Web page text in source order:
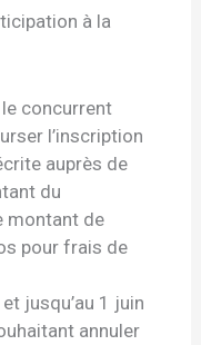
à la
concurrent
l’inscription
auprès de
du
montant de
pour frais de
jusqu’au 1 juin
annuler